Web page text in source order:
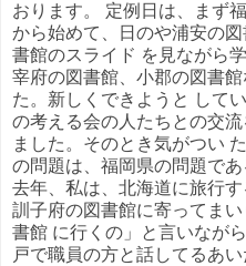
おります。 定例日は、まず
から始めて、日のや浦安の
書館のスライド を見ながら
宰府の図書館、小郡の図書
た。新しくできようと して
の考える会の人たちとの交
ました。そのとき気がつい
の問題は、福岡県の問題で
去年、私は、北海道に旅行
訓子府の図書館に寄ってま
書館 に行くの」と言いなが
戸で職員の方と話してるあ